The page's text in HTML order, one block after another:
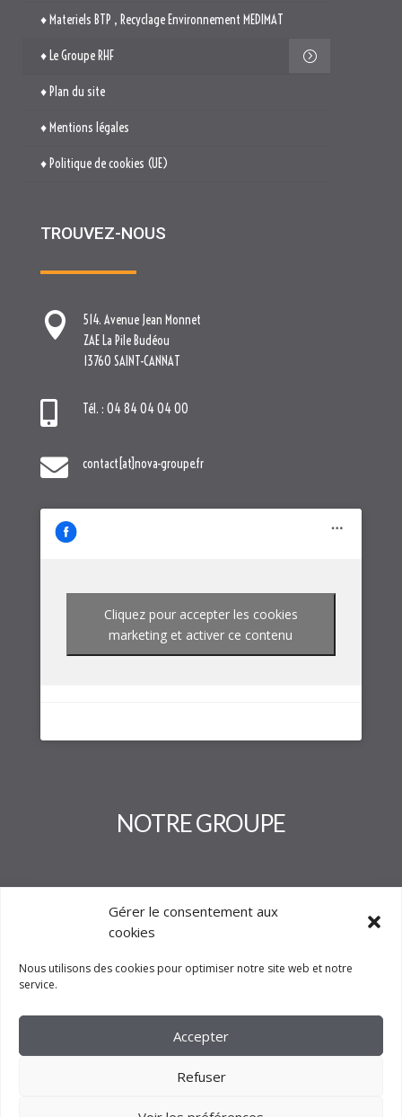
Gérer le consentement aux
cookies
Nous utilisons des cookies pour optimiser notre site web et notre
service.
Accepter
Refuser
♦ Materiels BTP , Recyclage Environnement MEDIMAT
♦ Le Groupe RHF
♦ Plan du site
♦ Mentions légales
♦ Politique de cookies (UE)
TROUVEZ-NOUS

514. Avenue Jean Monnet
ZAE La Pile Budéou
13760 SAINT-CANNAT
 Tél. : 04 84 04 04 00
 contact[at]nova-groupe.fr
Cliquez pour accepter les cookies
marketing et activer ce contenu
NOTRE GROUPE